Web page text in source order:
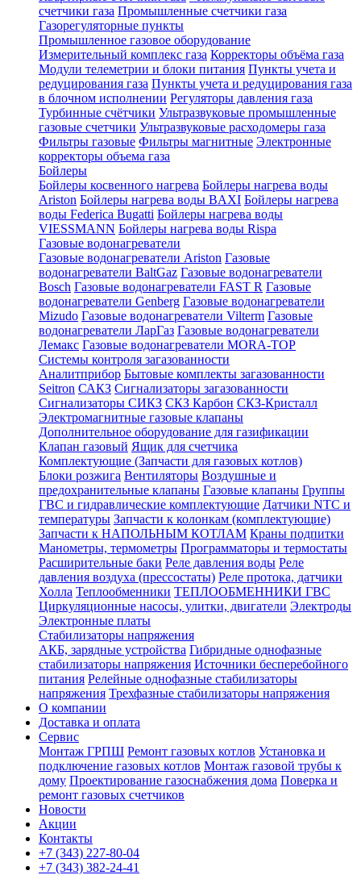
счетчики газа Промышленные счетчики газа
Газорегуляторные пункты
Промышленное газовое оборудование
Измерительный комплекс газа Корректоры объёма газа
Модули телеметрии и блоки питания Пункты учета и
редуцирования газа Пункты учета и редуцирования газа
в блочном исполнении Регуляторы давления газа
Турбинные счётчики Ультразвуковые промышленные
газовые счетчики Ультразвуковые расходомеры газа
Фильтры газовые Фильтры магнитные Электронные
корректоры объема газа
Бойлеры
Бойлеры косвенного нагрева Бойлеры нагрева воды
Ariston Бойлеры нагрева воды BAXI Бойлеры нагрева
воды Federica Bugatti Бойлеры нагрева воды
VIESSMANN Бойлеры нагрева воды Rispa
Газовые водонагреватели
Газовые водонагреватели Ariston Газовые
водонагреватели BaltGaz Газовые водонагреватели
Bosch Газовые водонагреватели FAST R Газовые
водонагреватели Genberg Газовые водонагреватели
Mizudo Газовые водонагреватели Vilterm Газовые
водонагреватели ЛарГаз Газовые водонагреватели
Лемакс Газовые водонагреватели MORA-TOP
Системы контроля загазованности
Аналитприбор Бытовые комплекты загазованности
Seitron САКЗ Сигнализаторы загазованности
Сигнализаторы СИКЗ СКЗ Карбон СКЗ-Кристалл
Электромагнитные газовые клапаны
Дополнительное оборудование для газификации
Клапан газовый Ящик для счетчика
Комплектующие (Запчасти для газовых котлов)
Блоки розжига Вентиляторы Воздушные и
предохранительные клапаны Газовые клапаны Группы
ГВС и гидравлические комплектующие Датчики NTC и
температуры Запчасти к колонкам (комплектующие)
Запчасти к НАПОЛЬНЫМ КОТЛАМ Краны подпитки
Манометры, термометры Программаторы и термостаты
Расширительные баки Реле давления воды Реле
давления воздуха (прессостаты) Реле протока, датчики
Холла Теплообменники ТЕПЛООБМЕННИКИ ГВС
Циркуляционные насосы, улитки, двигатели Электроды
Электронные платы
Стабилизаторы напряжения
АКБ, зарядные устройства Гибридные однофазные
стабилизаторы напряжения Источники бесперебойного
питания Релейные однофазные стабилизаторы
напряжения Трехфазные стабилизаторы напряжения
О компании
Доставка и оплата
Сервис
Монтаж ГРПШ Ремонт газовых котлов Установка и
подключение газовых котлов Монтаж газовой трубы к
дому Проектирование газоснабжения дома Поверка и
ремонт газовых счетчиков
Новости
Акции
Контакты
+7 (343) 227-80-04
+7 (343) 382-24-41